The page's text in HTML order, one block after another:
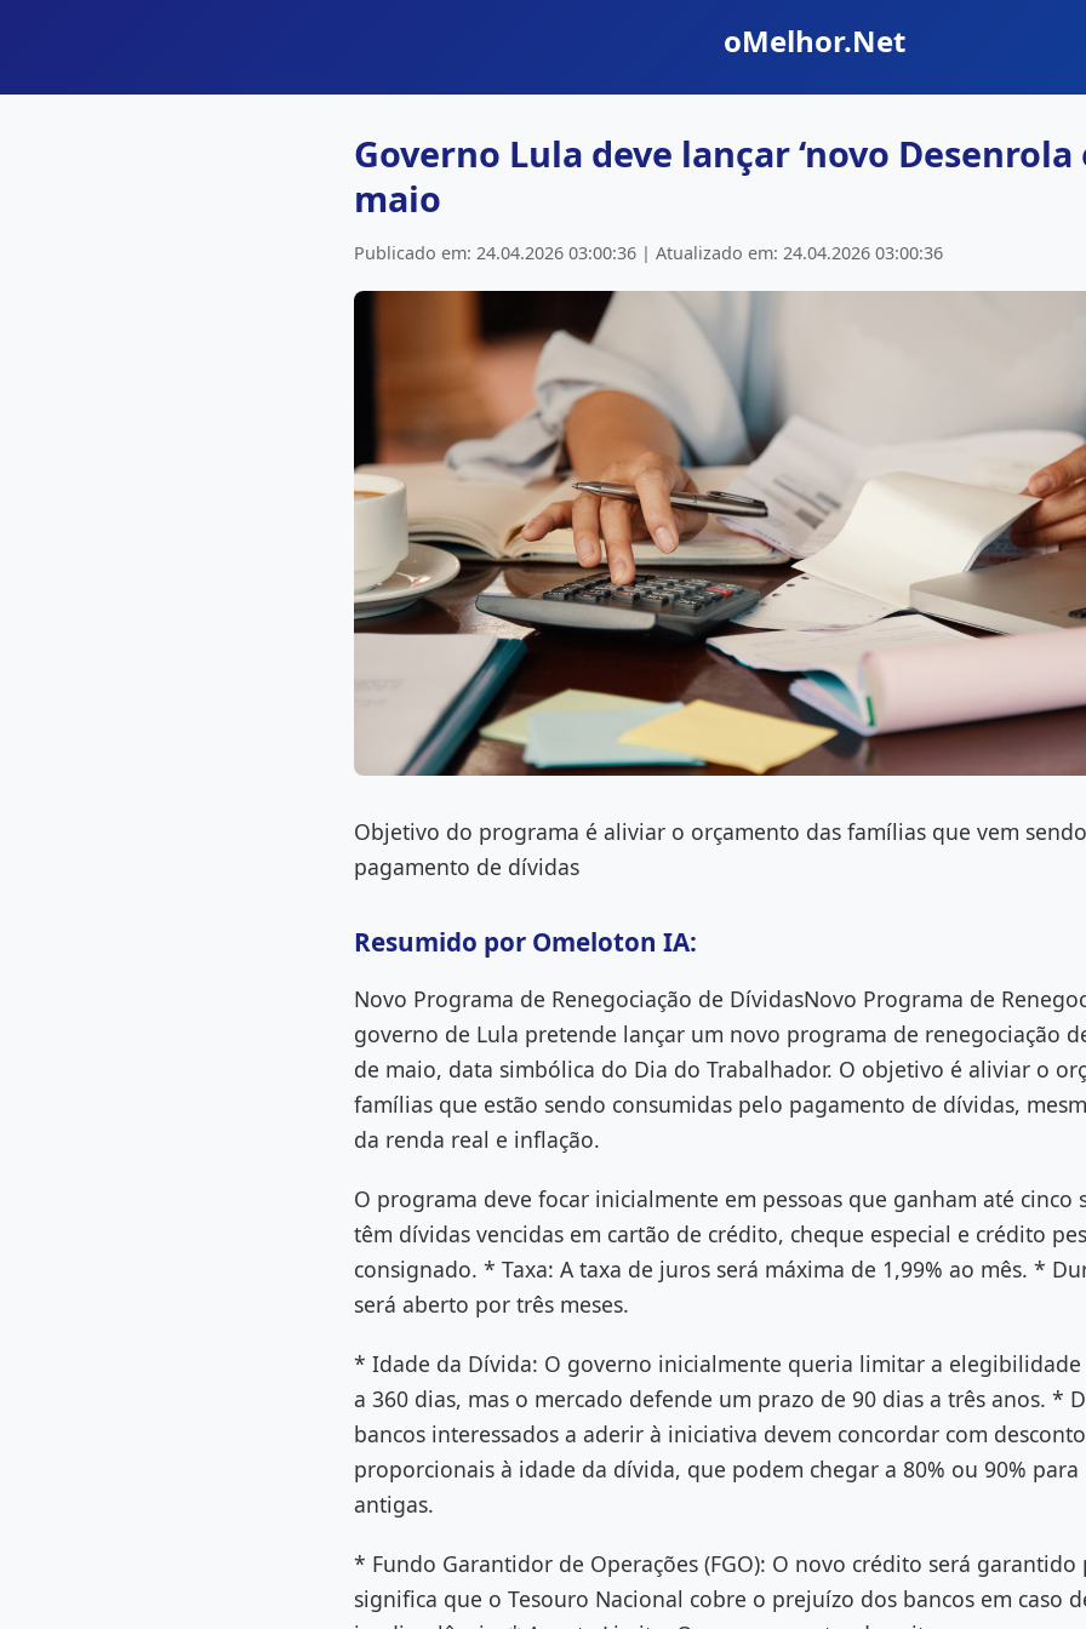
oMelhor.Net
Governo Lula deve lançar ‘novo Desenrola
maio
Publicado em: 24.04.2026 03:00:36 | Atualizado em: 24.04.2026 03:00:36
Objetivo do programa é aliviar o orçamento das famílias que vem
pagamento de dívidas
Resumido por Omeloton IA:
Novo Programa de Renegociação de DívidasNovo Programa de
governo de Lula pretende lançar um novo programa de renegociação
de maio, data simbólica do Dia do Trabalhador. O objetivo é aliviar o
famílias que estão sendo consumidas pelo pagamento de dívidas,
da renda real e inflação.
O programa deve focar inicialmente em pessoas que ganham até cinco
têm dívidas vencidas em cartão de crédito, cheque especial e crédito
consignado. * Taxa: A taxa de juros será máxima de 1,99% ao mês. *
será aberto por três meses.
* Idade da Dívida: O governo inicialmente queria limitar a elegibilidade
a 360 dias, mas o mercado defende um prazo de 90 dias a três anos. *
bancos interessados a aderir à iniciativa devem concordar com
proporcionais à idade da dívida, que podem chegar a 80% ou 90%
antigas.
* Fundo Garantidor de Operações (FGO): O novo crédito será garantido
significa que o Tesouro Nacional cobre o prejuízo dos bancos em caso